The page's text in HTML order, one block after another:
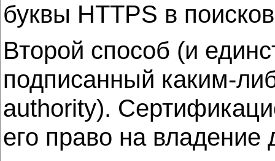
буквы HTTPS в
Второй способ (и
подписанный каким-
authority).
его право на